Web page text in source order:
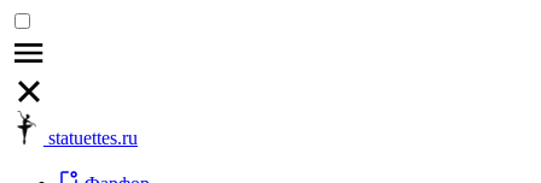
statuettes.ru